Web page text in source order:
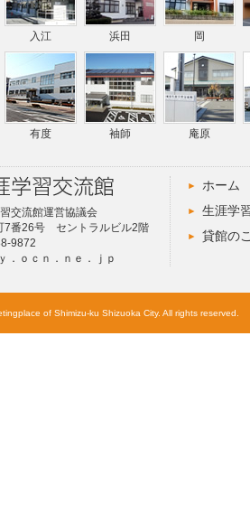
入江 浜田 岡
有度 袖師 庵原
交流館運営協議会
7番26号 セントラルビル2階
9872
．ｏｃｎ．ｎｅ．ｊｐ
ホーム
生涯学
貸館の
of Shimizu-ku Shizuoka City. All rights reserved.